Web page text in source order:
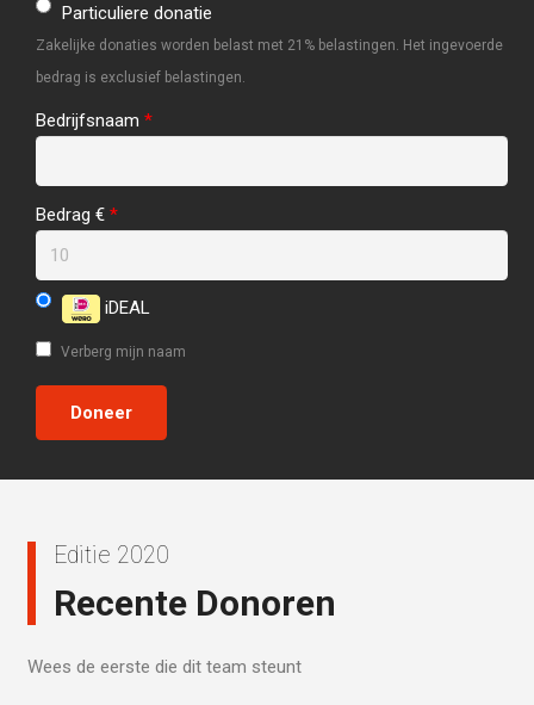
Particuliere donatie
Zakelijke donaties worden belast met 21% belastingen. Het ingevoerde
bedrag is exclusief belastingen.
Bedrijfsnaam *
Bedrag € *
iDEAL
Verberg mijn naam
Editie 2020
Recente Donoren
Wees de eerste die dit team steunt